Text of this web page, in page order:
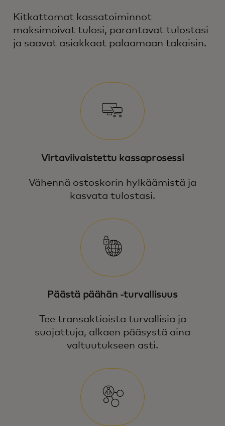
Kitkattomat kassatoiminnot
maksimoivat tulosi, parantavat tulostasi
ja saavat asiakkaat palaamaan takaisin.
Virtaviivaistettu kassaprosessi
Vähennä ostoskorin hylkäämistä ja
kasvata tulostasi.
Päästä päähän -turvallisuus
Tee transaktioista turvallisia ja
suojattuja, alkaen pääsystä aina
valtuutukseen asti.